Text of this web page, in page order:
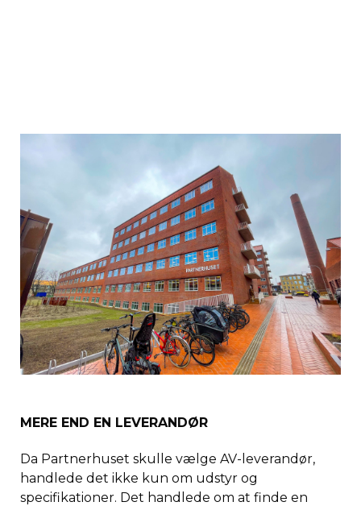
MERE END EN LEVERANDØR
Da Partnerhuset skulle vælge AV-leverandør,
handlede det ikke kun om udstyr og
specifikationer. Det handlede om at finde en